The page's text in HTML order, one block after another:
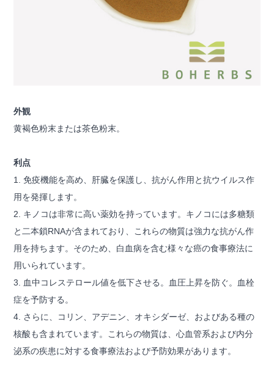
外観
黄褐色粉末または茶色粉末。
利点
1. 免疫機能を高め、肝臓を保護し、抗がん作用と抗ウイルス作
用を発揮します。
2. キノコは非常に高い薬効を持っています。キノコには多糖類
と二本鎖RNAが含まれており、これらの物質は強力な抗がん作
用を持ちます。そのため、白血病を含む様々な癌の食事療法に
用いられています。
3. 血中コレステロール値を低下させる。血圧上昇を防ぐ。血栓
症を予防する。
4. さらに、コリン、アデニン、オキシダーゼ、およびある種の
核酸も含まれています。これらの物質は、心血管系および内分
泌系の疾​​患に対する食事療法および予防効果があります。